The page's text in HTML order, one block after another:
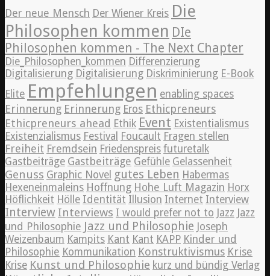
Der neue Mensch Der Wiener Kreis Die
Philosophen kommen DIe
Philosophen kommen - The Next Chapter
Die_Philosophen_kommen Differenzierung
Digitalisierung Digitalisierung Diskriminierung E-Book
Elite Empfehlungen enabling spaces
Erinnerung Erinnerung Eros Ethicpreneurs
Ethicpreneurs ahead Ethik Event Existentialismus
Existenzialismus Festival Foucault Fragen stellen
Freiheit Fremdsein Friedenspreis futuretalk
Gastbeiträge Gastbeiträge Gefühle Gelassenheit
Genuss Graphic Novel gutes Leben Habermas
Hexeneinmaleins Hoffnung Hohe Luft Magazin Horx
Höflichkeit Hölle Identität Illusion Internet Interview
Interview Interviews I would prefer not to Jazz Jazz
und Philosophie Jazz und Philosophie Joseph
Weizenbaum Kampits Kant Kant KAPP Kinder und
Philosophie Kommunikation Konstruktivismus Krise
Krise Kunst und Philosophie kurz und bündig Verlag